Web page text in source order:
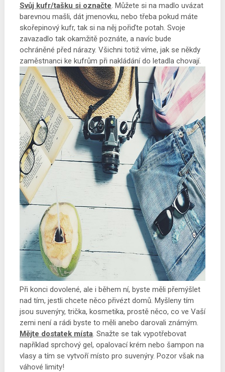
Svůj kufr/tašku si označte. Můžete si na madlo uvázat
barevnou mašli, dát jmenovku, nebo třeba pokud máte
skořepinový kufr, tak si na něj pořiďte potah. Svoje
zavazadlo tak okamžitě poznáte, a navíc bude
ochráněné před nárazy. Všichni totiž víme, jak se někdy
zaměstnanci ke kufrům při nakládání do letadla chovají.
Při konci dovolené, ale i během ní, byste měli přemýšlet
nad tím, jestli chcete něco přivézt domů. Myšleny tím
jsou suvenýry, trička, kosmetika, prostě něco, co ve Vaší
zemi není a rádi byste to měli anebo darovali známým.
Mějte dostatek místa. Snažte se tak vypotřebovat
například sprchový gel, opalovací krém nebo šampon na
vlasy a tím se vytvoří místo pro suvenýry. Pozor však na
váhové limity!